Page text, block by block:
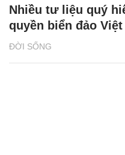
ĐỜI SỐNG
Nhiều tư liệu quý
quyền biển đảo Việt